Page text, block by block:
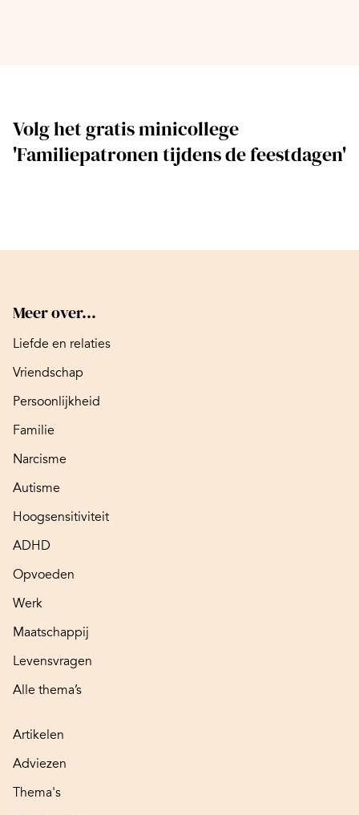
Volg het gratis minicollege
'Familiepatronen tijdens de feestdagen'
Meer over...
Liefde en relaties
Vriendschap
Persoonlijkheid
Familie
Narcisme
Autisme
Hoogsensitiviteit
ADHD
Opvoeden
Werk
Maatschappij
Levensvragen
Alle thema’s
Artikelen
Adviezen
Thema's